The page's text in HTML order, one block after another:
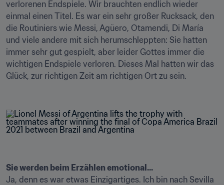
verlorenen Endspiele. Wir brauchten endlich wieder
einmal einen Titel. Es war ein sehr großer Rucksack, den
die Routiniers wie Messi, Agüero, Otamendi, Di María
und viele andere mit sich herumschleppten: Sie hatten
immer sehr gut gespielt, aber leider Gottes immer die
wichtigen Endspiele verloren. Dieses Mal hatten wir das
Glück, zur richtigen Zeit am richtigen Ort zu sein.
Sie werden beim Erzählen emotional...
Ja, denn es war etwas Einzigartiges. Ich bin nach Sevilla